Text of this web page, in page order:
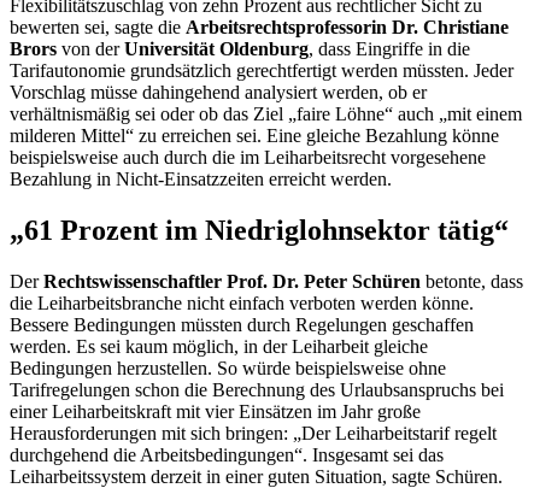
Flexibilitätszuschlag von zehn Prozent aus rechtlicher Sicht zu
bewerten sei, sagte die Arbeitsrechtsprofessorin Dr. Christiane
Brors von derUniversität Oldenburg, dass Eingriffe in die
Tarifautonomie grundsätzlich gerechtfertigt werden müssten. Jeder
Vorschlag müsse dahingehend analysiert werden, ob er
verhältnismäßig sei oder ob das Ziel „faire Löhne“ auch „mit einem
milderen Mittel“ zu erreichen sei. Eine gleiche Bezahlung könne
beispielsweise auch durch die im Leiharbeitsrecht vorgesehene
Bezahlung in Nicht-Einsatzzeiten erreicht werden.
„61 Prozent im Niedriglohnsektor tätig“
DerRechtswissenschaftler Prof. Dr. Peter Schüren betonte, dass
die Leiharbeitsbranche nicht einfach verboten werden könne.
Bessere Bedingungen müssten durch Regelungen geschaffen
werden. Es sei kaum möglich, in der Leiharbeit gleiche
Bedingungen herzustellen. So würde beispielsweise ohne
Tarifregelungen schon die Berechnung des Urlaubsanspruchs bei
einer Leiharbeitskraft mit vier Einsätzen im Jahr große
Herausforderungen mit sich bringen: „Der Leiharbeitstarif regelt
durchgehend die Arbeitsbedingungen“. Insgesamt sei das
Leiharbeitssystem derzeit in einer guten Situation, sagte Schüren.